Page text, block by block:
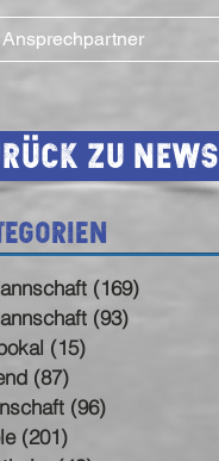
Ansprechpartner
zu News
(169)
(93)
(15)
(87)
(96)
(201)